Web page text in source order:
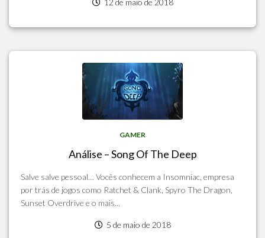
12 de maio de 2018
GAMER
Análise – Song Of The Deep
Salve salve pessoal… Vocês conhecem a Insomniac, empresa
por trás de jogos como Ratchet & Clank, Spyro The Dragon,
Sunset Overdrive e o mais...
5 de maio de 2018